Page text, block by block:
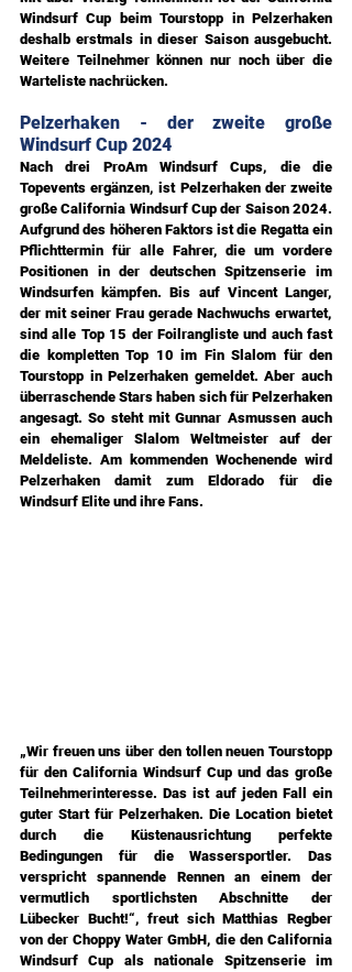
Windsurf Cup beim Tourstopp in Pelzerhaken
deshalb erstmals in dieser Saison ausgebucht.
Weitere Teilnehmer können nur noch über die
Warteliste nachrücken.
Pelzerhaken - der zweite große
Windsurf Cup 2024
Nach drei ProAm Windsurf Cups, die die
Topevents ergänzen, ist Pelzerhaken der zweite
große California Windsurf Cup der Saison 2024.
Aufgrund des höheren Faktors ist die Regatta ein
Pflichttermin für alle Fahrer, die um vordere
Positionen in der deutschen Spitzenserie im
Windsurfen kämpfen. Bis auf Vincent Langer,
der mit seiner Frau gerade Nachwuchs erwartet,
sind alle Top 15 der Foilrangliste und auch fast
die kompletten Top 10 im Fin Slalom für den
Tourstopp in Pelzerhaken gemeldet. Aber auch
überraschende Stars haben sich für Pelzerhaken
angesagt. So steht mit Gunnar Asmussen auch
ein ehemaliger Slalom Weltmeister auf der
Meldeliste. Am kommenden Wochenende wird
Pelzerhaken damit zum Eldorado für die
Windsurf Elite und ihre Fans.
„Wir freuen uns über den tollen neuen Tourstopp
für den California Windsurf Cup und das große
Teilnehmerinteresse. Das ist auf jeden Fall ein
guter Start für Pelzerhaken. Die Location bietet
durch die Küstenausrichtung perfekte
Bedingungen für die Wassersportler. Das
verspricht spannende Rennen an einem der
vermutlich sportlichsten Abschnitte der
Lübecker Bucht!“, freut sich Matthias Regber
von der Choppy Water GmbH, die den California
Windsurf Cup als nationale Spitzenserie im